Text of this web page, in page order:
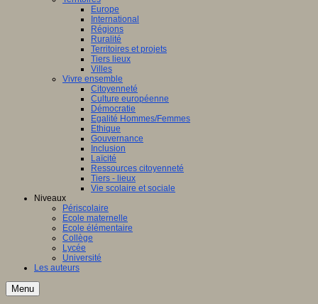
Europe
International
Régions
Ruralité
Territoires et projets
Tiers lieux
Villes
Vivre ensemble
Citoyenneté
Culture européenne
Démocratie
Egalité Hommes/Femmes
Ethique
Gouvernance
Inclusion
Laïcité
Ressources citoyenneté
Tiers - lieux
Vie scolaire et sociale
Niveaux
Périscolaire
Ecole maternelle
Ecole élémentaire
Collège
Lycée
Université
Les auteurs
Menu